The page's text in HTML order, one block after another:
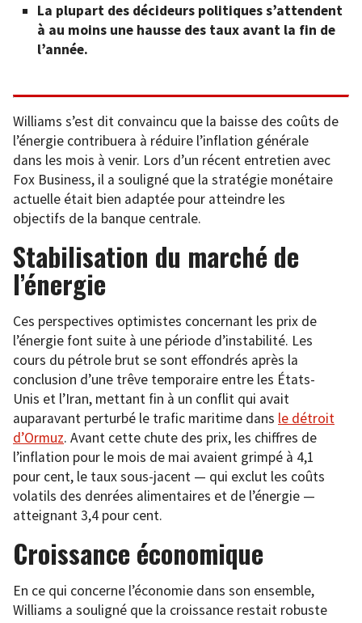
La plupart des décideurs politiques s’attendent
à au moins une hausse des taux avant la fin de
l’année.
Williams s’est dit convaincu que la baisse des coûts de
l’énergie contribuera à réduire l’inflation générale
dans les mois à venir. Lors d’un récent entretien avec
Fox Business, il a souligné que la stratégie monétaire
actuelle était bien adaptée pour atteindre les
objectifs de la banque centrale.
Stabilisation du marché de
l’énergie
Ces perspectives optimistes concernant les prix de
l’énergie font suite à une période d’instabilité. Les
cours du pétrole brut se sont effondrés après la
conclusion d’une trêve temporaire entre les États-
Unis et l’Iran, mettant fin à un conflit qui avait
auparavant perturbé le trafic maritime dans le détroit
d’Ormuz. Avant cette chute des prix, les chiffres de
l’inflation pour le mois de mai avaient grimpé à 4,1
pour cent, le taux sous-jacent — qui exclut les coûts
volatils des denrées alimentaires et de l’énergie —
atteignant 3,4 pour cent.
Croissance économique
En ce qui concerne l’économie dans son ensemble,
Williams a souligné que la croissance restait robuste